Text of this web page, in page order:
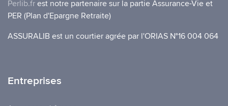
Perlib.fr est notre partenaire sur la partie Assurance-Vie et
PER (Plan d'Epargne Retraite)
ASSURALIB est un courtier agrée par l'ORIAS N°16 004 064
Entreprises